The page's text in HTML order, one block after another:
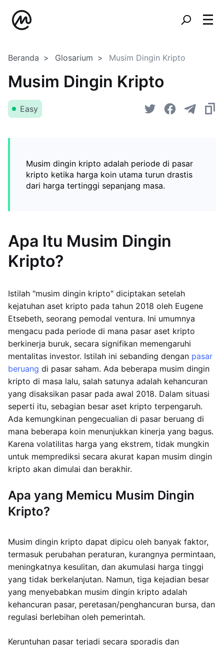
Beranda Glosarium Musim Dingin Kripto
Musim Dingin Kripto
Easy
Musim dingin kripto adalah periode di pasar
kripto ketika harga koin utama turun drastis
dari harga tertinggi sepanjang masa.
Apa Itu Musim Dingin
Kripto?
Istilah "musim dingin kripto" diciptakan setelah
kejatuhan aset kripto pada tahun 2018 oleh Eugene
Etsebeth, seorang pemodal ventura. Ini umumnya
mengacu pada periode di mana pasar aset kripto
berkinerja buruk, secara signifikan memengaruhi
mentalitas investor. Istilah ini sebanding dengan pasar
beruang di pasar saham. Ada beberapa musim dingin
kripto di masa lalu, salah satunya adalah kehancuran
yang disaksikan pasar pada awal 2018. Dalam situasi
seperti itu, sebagian besar aset kripto terpengaruh.
Ada kemungkinan pengecualian di pasar beruang di
mana beberapa koin menunjukkan kinerja yang bagus.
Karena volatilitas harga yang ekstrem, tidak mungkin
untuk memprediksi secara akurat kapan musim dingin
kripto akan dimulai dan berakhir.
Apa yang Memicu Musim Dingin
Kripto?
Musim dingin kripto dapat dipicu oleh banyak faktor,
termasuk perubahan peraturan, kurangnya permintaan,
meningkatnya kesulitan, dan akumulasi harga tinggi
yang tidak berkelanjutan. Namun, tiga kejadian besar
yang menyebabkan musim dingin kripto adalah
kehancuran pasar, peretasan/penghancuran bursa, dan
regulasi berlebihan oleh pemerintah.
Keruntuhan pasar terjadi secara sporadis dan